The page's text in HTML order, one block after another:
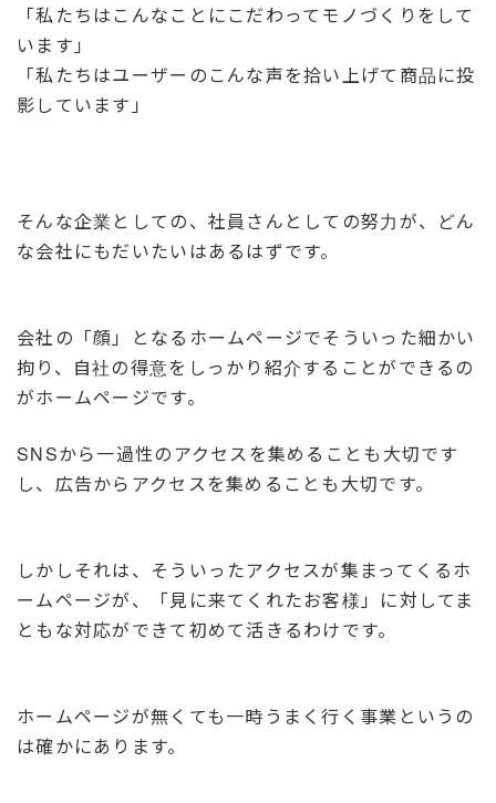
「私たちはこんなことにこだわってモノづくりをして
います」
「私たちはユーザーのこんな声を拾い上げて商品に投
影しています」
そんな企業としての、社員さんとしての努力が、どん
な会社にもだいたいはあるはずです。
会社の「顔」となるホームページでそういった細かい
拘り、自社の得意をしっかり紹介することができるの
がホームページです。
SNSから一過性のアクセスを集めることも大切です
し、広告からアクセスを集めることも大切です。
しかしそれは、そういったアクセスが集まってくるホ
ームページが、「見に来てくれたお客様」に対してま
ともな対応ができて初めて活きるわけです。
ホームページが無くても一時うまく行く事業というの
は確かにあります。